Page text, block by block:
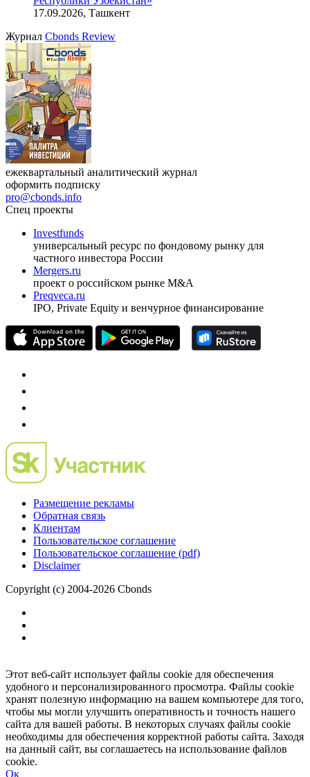
17.09.2026, Ташкент
Журнал Cbonds Review
ежеквартальный аналитический журнал
оформить подписку
pro@cbonds.info
Спец проекты
Investfunds
универсальный ресурс по фондовому рынку для
частного инвестора России
Mergers.ru
проект о российском рынке M&A
Preqveca.ru
IPO, Private Equity и венчурное финансирование
Размещение рекламы
Обратная связь
Клиентам
Пользовательское соглашение
Пользовательское соглашение (pdf)
Disclaimer
Copyright (c) 2004-2026 Cbonds
Этот веб-сайт использует файлы cookie для обеспечения
удобного и персонализированного просмотра. Файлы cookie
хранят полезную информацию на вашем компьютере для того,
чтобы мы могли улучшить оперативность и точность нашего
сайта для вашей работы. В некоторых случаях файлы cookie
необходимы для обеспечения корректной работы сайта. Заходя
на данный сайт, вы соглашаетесь на использование файлов
cookie.
Ок